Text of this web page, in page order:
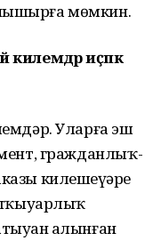
мөмкин.
иҫәпкә
Уларға эш
гражданлыҡ-
килешеүҙәре
алынған